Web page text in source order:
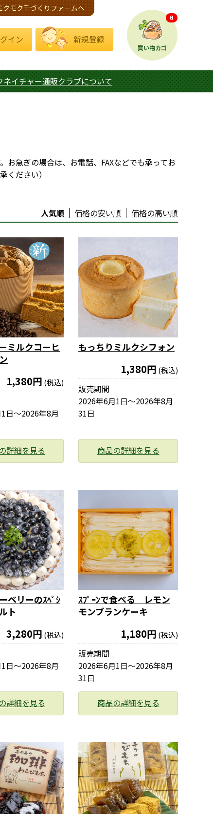
クモク手づくりファームへ
イン 新規登録
買い物カゴ
0
ネイチャー通販クラブについて
急ぎの場合は、お電話、FAXなどでも承ってお
ください）
人気順 価格の安い順 価格の高い順
ミルクコーヒ
1,380円 (税込)
日〜2026年8月
詳細を見る
もっちりミルクシフォン
1,380円 (税込)
販売期間
2026年6月1日〜2026年8月
31日
商品の詳細を見る
ベリーのｽﾍﾟｼ
ト
3,280円 (税込)
日〜2026年8月
詳細を見る
ｽﾌﾟｰﾝで食べる レモン
モンブランケーキ
1,180円 (税込)
販売期間
2026年6月1日〜2026年8月
31日
商品の詳細を見る